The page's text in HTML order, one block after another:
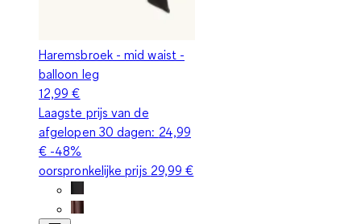
Haremsbroek - mid waist -
balloon leg
12,99 €
Laagste prijs van de
afgelopen 30 dagen: 24,99
€ -48%
oorspronkelijke prijs 29,99 €